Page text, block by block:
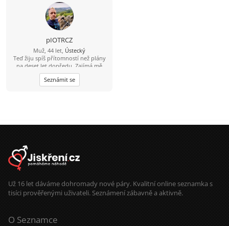
pIOTRCZ
Muž, 44 let, Ústecký
Teď žiju spíš přítomností než plány
na deset let dopředu. Zajímá mě
chemie, autenticita a pohoda mezi
dvěma lidmi. Bez her, bez přetvářky.
Seznámit se
Už 16 let dáváme dohromady nové páry. Kvalitní online seznamka s
tisíci prověřenými uživateli. Seznámení zábavně a aktivně.
O Seznamce